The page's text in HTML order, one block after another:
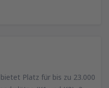
Platz für bis zu 23.000